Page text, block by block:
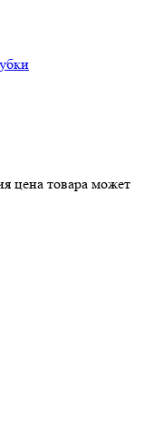
цена товара может